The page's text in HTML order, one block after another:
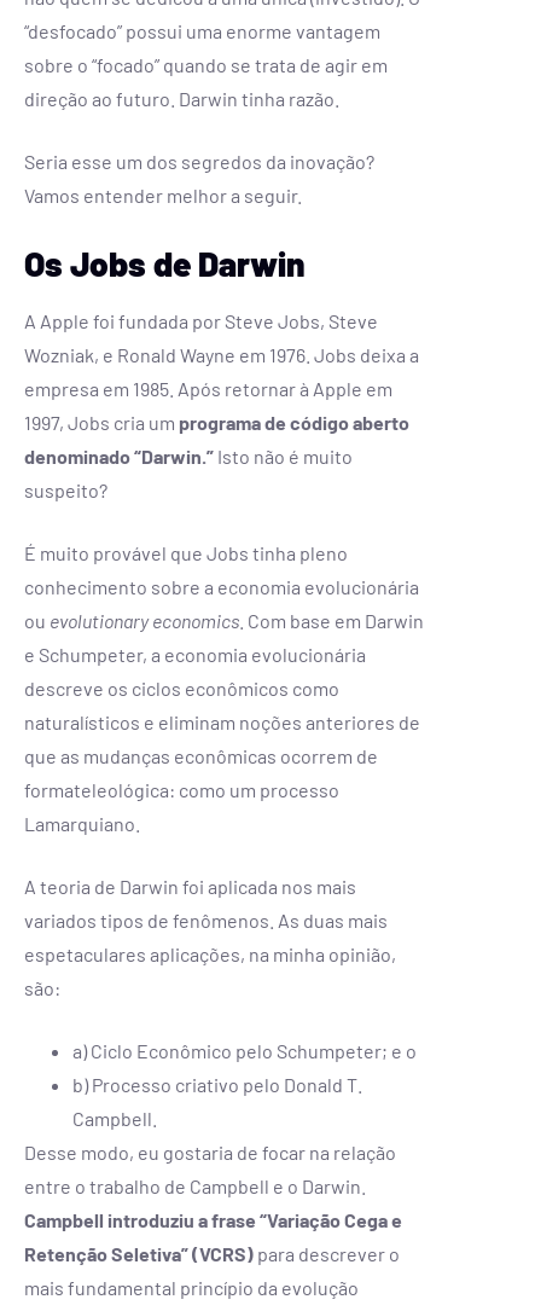
“desfocado” possui uma enorme vantagem
sobre o “focado” quando se trata de agir em
direção ao futuro. Darwin tinha razão.
Seria esse um dos segredos da inovação?
Vamos entender melhor a seguir.
Os Jobs de Darwin
A Apple foi fundada por Steve Jobs, Steve
Wozniak, e Ronald Wayne em 1976. Jobs deixa a
empresa em 1985. Após retornar à Apple em
1997, Jobs cria um programa de código aberto
denominado “Darwin.” Isto não é muito
suspeito?
É muito provável que Jobs tinha pleno
conhecimento sobre a economia evolucionária
ou evolutionary economics . Com base em Darwin
e Schumpeter, a economia evolucionária
descreve os ciclos econômicos como
naturalísticos e eliminam noções anteriores de
que as mudanças econômicas ocorrem de
formateleológica: como um processo
Lamarquiano.
A teoria de Darwin foi aplicada nos mais
variados tipos de fenômenos. As duas mais
espetaculares aplicações, na minha opinião,
são:
a) Ciclo Econômico pelo Schumpeter; e o
b) Processo criativo pelo Donald T.
Campbell.
Desse modo, eu gostaria de focar na relação
entre o trabalho de Campbell e o Darwin.
Campbell introduziu a frase “Variação Cega e
Retenção Seletiva” (VCRS) para descrever o
mais fundamental princípio da evolução